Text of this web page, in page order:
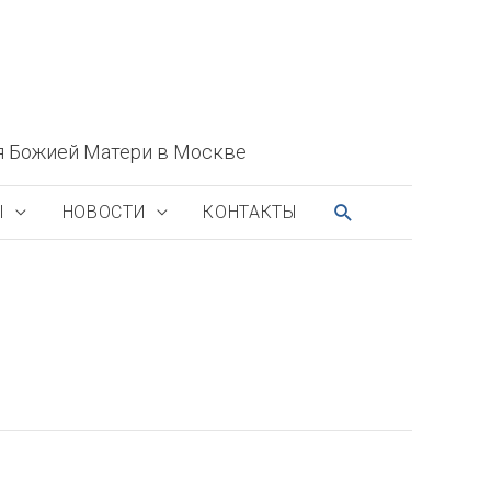
Божией Матери в Москве
НОВОСТИ КОНТАКТЫ ПОИСК